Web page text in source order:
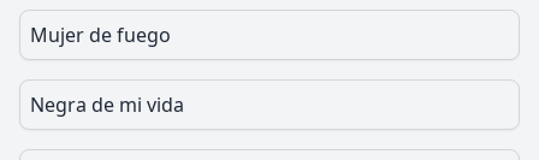
Mujer de fuego
Negra de mi vida